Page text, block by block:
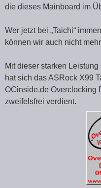
die dieses Mainboard im
Wer jetzt bei „Taichi“
können wir auch nicht
Mit dieser starken
hat sich das ASRock X99
OCinside.de Overclocking
zweifelsfrei verdient.